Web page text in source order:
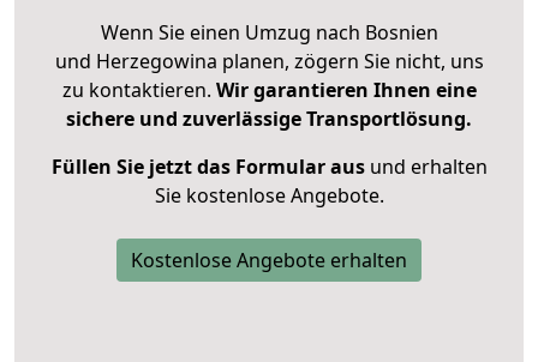
Wenn Sie einen Umzug nach Bosnien
und Herzegowina planen, zögern Sie nicht, uns
zu kontaktieren. Wir garantieren Ihnen eine
sichere und zuverlässige Transportlösung.
Füllen Sie jetzt das Formular ausund erhalten
Sie kostenlose Angebote.
Kostenlose Angebote erhalten